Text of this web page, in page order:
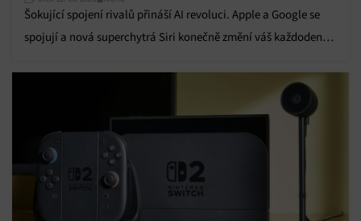
zařízení na základě automaticky přenášených
informací.
podvodů a odstraňování chyb, Poskytování a
Vždy aktivní
Šokující spojení rivalů přináší AI revoluci. Apple a Google se
spojují a nová superchytrá Siri konečně změní váš každodenní